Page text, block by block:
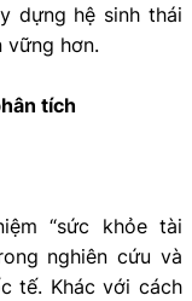
dựng hệ sinh thái
vững hơn.
tích
“sức khỏe tài
nghiên cứu và
tế. Khác với cách